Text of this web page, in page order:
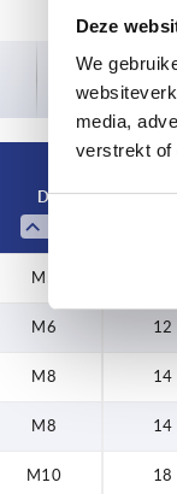
Deze
We
media,
verstrekt of
12
14
18
22
De
bijgewerkt. In
over de
D
T
M5
M6 12
M8 14
M8 14
M10 18